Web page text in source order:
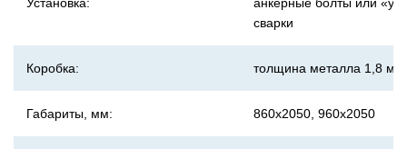
сварки
Коробка: толщина металла 1,8 мм
Габариты, мм: 860х2050, 960х2050